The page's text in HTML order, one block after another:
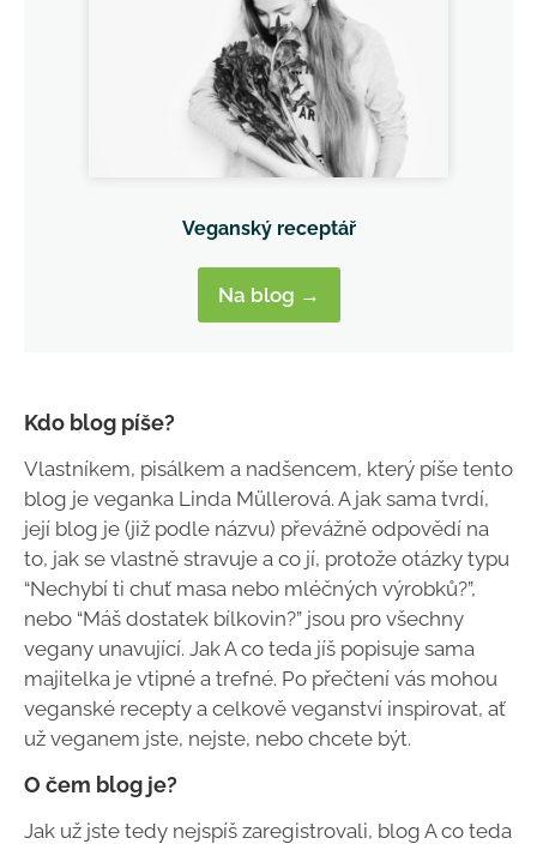
Veganský receptář
Na blog →
Kdo blog píše?
Vlastníkem, pisálkem a nadšencem, který píše tento
blog je veganka Linda Müllerová. A jak sama tvrdí,
její blog je (již podle názvu) převážně odpovědí na
to, jak se vlastně stravuje a co jí, protože otázky typu
“Nechybí ti chuť masa nebo mléčných výrobků?”,
nebo “Máš dostatek bílkovin?” jsou pro všechny
vegany unavující. Jak A co teda jíš popisuje sama
majitelka je vtipné a trefné. Po přečtení vás mohou
veganské recepty a celkově veganství inspirovat, ať
už veganem jste, nejste, nebo chcete být.
O čem blog je?
Jak už jste tedy nejspíš zaregistrovali, blog A co teda